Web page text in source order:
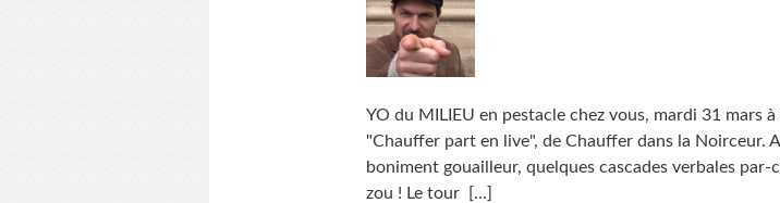
YO du MILIEU en pestacle chez vous, mardi 31 mars
"Chauffer part en live", de Chauffer dans la Noirceur.
boniment gouailleur, quelques cascades verbales
zou ! Le tour
[…]